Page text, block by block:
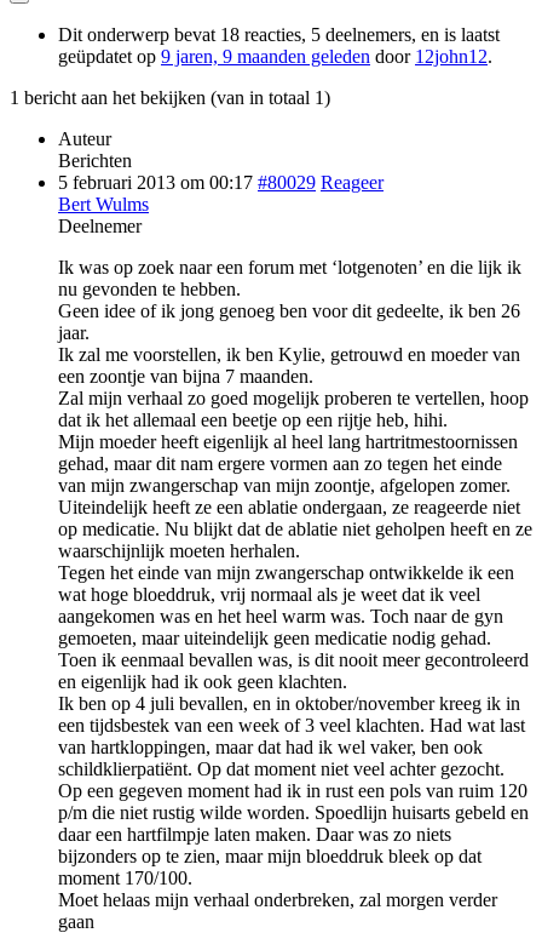
Dit onderwerp bevat 18 reacties, 5 deelnemers, en is laatst
geüpdatet op 9 jaren, 9 maanden geleden door 12john12.
1 bericht aan het bekijken (van in totaal 1)
Auteur
Berichten
5 februari 2013 om 00:17 #80029 Reageer
Bert Wulms
Deelnemer
Ik was op zoek naar een forum met ‘lotgenoten’ en die lijk ik
nu gevonden te hebben.
Geen idee of ik jong genoeg ben voor dit gedeelte, ik ben 26
jaar.
Ik zal me voorstellen, ik ben Kylie, getrouwd en moeder van
een zoontje van bijna 7 maanden.
Zal mijn verhaal zo goed mogelijk proberen te vertellen, hoop
dat ik het allemaal een beetje op een rijtje heb, hihi.
Mijn moeder heeft eigenlijk al heel lang hartritmestoornissen
gehad, maar dit nam ergere vormen aan zo tegen het einde
van mijn zwangerschap van mijn zoontje, afgelopen zomer.
Uiteindelijk heeft ze een ablatie ondergaan, ze reageerde niet
op medicatie. Nu blijkt dat de ablatie niet geholpen heeft en ze
waarschijnlijk moeten herhalen.
Tegen het einde van mijn zwangerschap ontwikkelde ik een
wat hoge bloeddruk, vrij normaal als je weet dat ik veel
aangekomen was en het heel warm was. Toch naar de gyn
gemoeten, maar uiteindelijk geen medicatie nodig gehad.
Toen ik eenmaal bevallen was, is dit nooit meer gecontroleerd
en eigenlijk had ik ook geen klachten.
Ik ben op 4 juli bevallen, en in oktober/november kreeg ik in
een tijdsbestek van een week of 3 veel klachten. Had wat last
van hartkloppingen, maar dat had ik wel vaker, ben ook
schildklierpatiënt. Op dat moment niet veel achter gezocht.
Op een gegeven moment had ik in rust een pols van ruim 120
p/m die niet rustig wilde worden. Spoedlijn huisarts gebeld en
daar een hartfilmpje laten maken. Daar was zo niets
bijzonders op te zien, maar mijn bloeddruk bleek op dat
moment 170/100.
Moet helaas mijn verhaal onderbreken, zal morgen verder
gaan